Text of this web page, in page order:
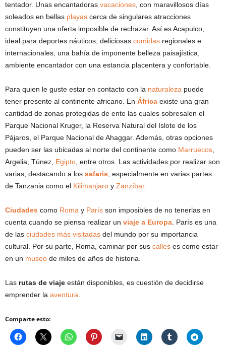
tentador. Unas encantadoras vacaciones , con maravillosos días
soleados en bellas playas cerca de singulares atracciones
constituyen una oferta imposible de rechazar. Así es Acapulco,
ideal para deportes náuticos, deliciosas comidas regionales e
internacionales, una bahía de imponente belleza paisajística,
ambiente encantador con una estancia placentera y confortable.
Para quien le guste estar en contacto con la naturaleza puede
tener presente al continente africano. En África existe una gran
cantidad de zonas protegidas de ente las cuales sobresalen el
Parque Nacional Kruger, la Reserva Natural del Islote de los
Pájaros, el Parque Nacional de Ahaggar. Además, otras opciones
pueden ser las ubicadas al norte del continente como Marruecos
Argelia, Túnez, Egipto , entre otros. Las actividades por realizar son
varias, destacando a los safaris , especialmente en varias partes
de Tanzania como el Kilimanjaro y Zanzíbar.
Ciudades como Roma y París son imposibles de no tenerlas en
cuenta cuando se piensa realizar un viaje a Europa . París es una
de las ciudades más visitadas del mundo por su importancia
cultural. Por su parte, Roma, caminar por sus calles es como estar
en un museo de miles de años de historia.
Las rutas de viaje están disponibles, es cuestión de decidirse
emprender la aventura
Comparte esto: